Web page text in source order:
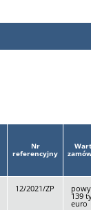
Nr
referencyjny
12/2021/ZP
139
euro